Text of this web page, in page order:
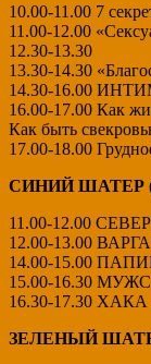
10.00-11.00 7
11.00-12.00
12.30-13.30
13.30-14.30
14.30-16.00
16.00-17.00 Как
Как быть
17.00-18.00
СИНИЙ ШАТЕР
11.00-12.00
12.00-13.00
14.00-15.00
15.00-16.30
16.30-17.30 ХАКА
ЗЕЛЕНЫЙ